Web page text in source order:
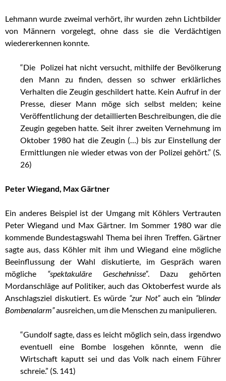
Lehmann wurde zweimal verhört, ihr wurden zehn Lichtbilder
von Männern vorgelegt, ohne dass sie die Verdächtigen
wiedererkennen konnte.
“Die Polizei hat nicht versucht, mithilfe der Bevölkerung
den Mann zu finden, dessen so schwer erklärliches
Verhalten die Zeugin geschildert hatte. Kein Aufruf in der
Presse, dieser Mann möge sich selbst melden; keine
Veröffentlichung der detaillierten Beschreibungen, die die
Zeugin gegeben hatte. Seit ihrer zweiten Vernehmung im
Oktober 1980 hat die Zeugin (…) bis zur Einstellung der
Ermittlungen nie wieder etwas von der Polizei gehört.” (S.
26)
Peter Wiegand, Max Gärtner
Ein anderes Beispiel ist der Umgang mit Köhlers Vertrauten
Peter Wiegand und Max Gärtner. Im Sommer 1980 war die
kommende Bundestagswahl Thema bei ihren Treffen. Gärtner
sagte aus, dass Köhler mit ihm und Wiegand eine mögliche
Beeinflussung der Wahl diskutierte, im Gespräch waren
mögliche “spektakuläre Geschehnisse”. Dazu gehörten
Mordanschläge auf Politiker, auch das Oktoberfest wurde als
Anschlagsziel diskutiert. Es würde “zur Not”auch ein “blinder
Bombenalarm”ausreichen, um die Menschen zu manipulieren.
“Gundolf sagte, dass es leicht möglich sein, dass irgendwo
eventuell eine Bombe losgehen könnte, wenn die
Wirtschaft kaputt sei und das Volk nach einem Führer
schreie.” (S. 141)